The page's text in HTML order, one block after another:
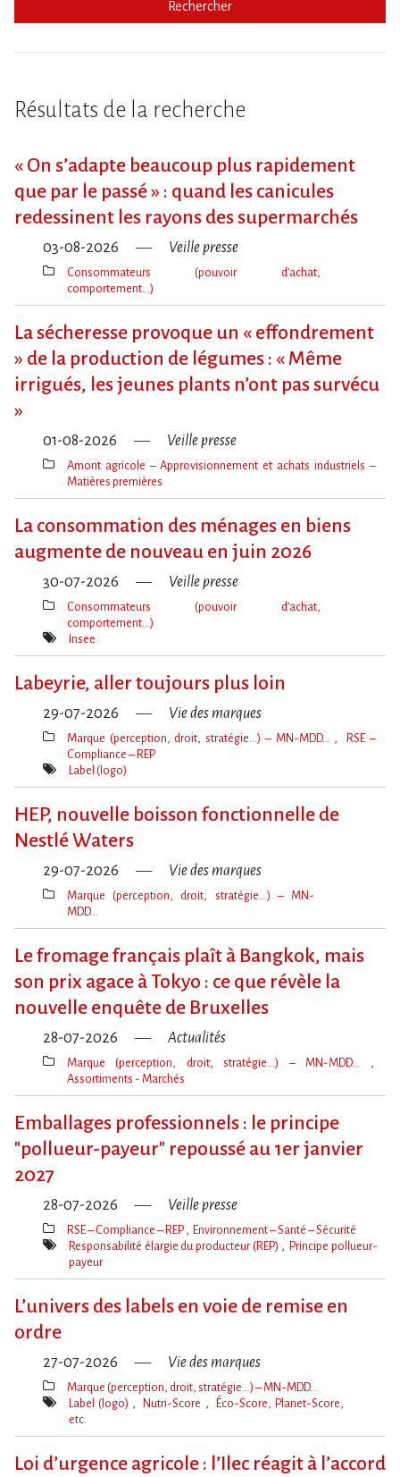
Rechercher
Résultats de la recherche
« On s​‌’adapte beaucoup plus rapidement
que par le passé » : quand les canicules
redessinent les rayons des supermarchés
03-08-2026 Veille presse
Thèmes(s)
Consommateurs (pouvoir d’achat,
comportement…)
La sécheresse provoque un « effondrement
» de la production de légumes : « Même
irrigués, les jeunes plants n’ont pas survécu
»
01-08-2026 Veille presse
Thèmes(s)
Amont agricole – Approvisionnement et achats industriels –
Matières premières
La consommation des ménages en biens
augmente de nouveau en juin 2026
30-07-2026 Veille presse
Thèmes(s)
Consommateurs (pouvoir d’achat,
comportement…)
Mot(s)-
Insee
Labeyrie, aller toujours plus loin
29-07-2026 Vie des marques
Thèmes(s)
Marque (perception, droit, stratégie…) – MN-MDD…
RSE –
Compliance – REP
Mot(s)-
Label (logo)
HEP, nouvelle boisson fonctionnelle de
Nestlé Waters
29-07-2026 Vie des marques
Thèmes(s)
Marque (perception, droit, stratégie…) – MN-
MDD…
Le fromage français plaît à Bangkok, mais
son prix agace à Tokyo : ce que révèle la
nouvelle enquête de Bruxelles
28-07-2026 Actualités
Thèmes(s)
Marque (perception, droit, stratégie…) – MN-MDD…
Assortiments - Marchés
Emballages professionnels : le principe
"pollueur-payeur" repoussé au 1er janvier
2027
28-07-2026 Veille presse
Thèmes(s)
RSE – Compliance – REP Environnement – Santé – Sécurité
Mot(s)-
Responsabilité élargie du producteur (REP)
Principe pollueur-
payeur
L’univers des labels en voie de remise en
ordre
27-07-2026 Vie des marques
Thèmes(s)
Marque (perception, droit, stratégie…) – MN-MDD…
Mot(s)-
Label (logo) Nutri-Score
Éco-Score, Planet-Score,
etc.
Loi d​‌’urgence agricole : l​‌’Ilec réagit à l​‌’accord